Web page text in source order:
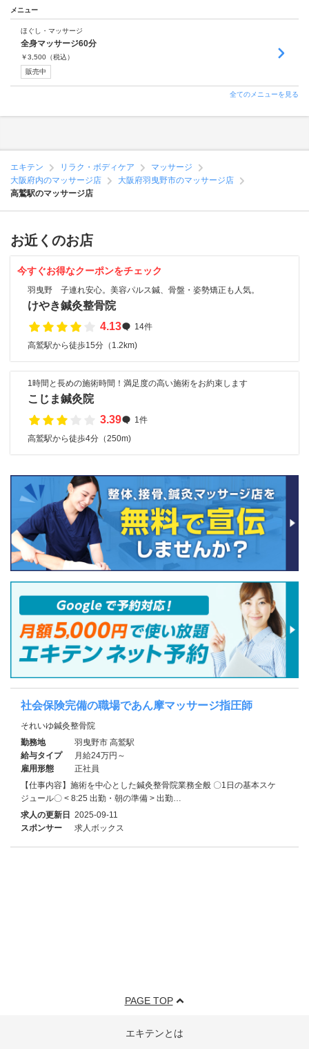
メニュー
ほぐし・マッサージ
全身マッサージ60分
￥3,500 （税込）
販売中
全てのメニューを見る
エキテン リラク・ボディケア
マッサージ
大阪府内のマッサージ店
大阪府羽曳野市のマッサージ店
高鷲駅のマッサージ店
お近くのお店
今すぐお得なクーポンをチェック
羽曳野 子連れ安心。美容パルス鍼、骨盤・姿勢矯正も人気。
けやき鍼灸整骨院
4.13
14件
高鷲駅から徒歩15分（1.2km)
1時間と長めの施術時間！満足度の高い施術をお約束します
こじま鍼灸院
3.39
1件
高鷲駅から徒歩4分（250m)
社会保険完備の職場であん摩マッサージ指圧師
それいゆ鍼灸整骨院
勤務地
羽曳野市 高鷲駅
給与タイプ
月給24万円～
雇用形態
正社員
【仕事内容】施術を中心とした鍼灸整骨院業務全般 〇1日の基本スケ
ジュール〇 < 8:25 出勤・朝の準備 > 出勤…
求人の更新日 2025-09-11
スポンサー
求人ボックス
PAGE TOP
エキテンとは